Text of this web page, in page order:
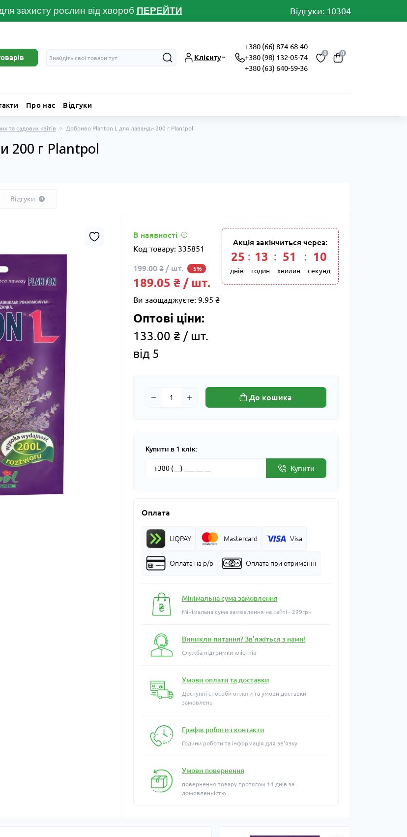
захисту рослин від хвороб ПЕРЕЙТИ Відгуки: 10304
Клієнту
+380 (66) 874-68-40
+380 (98) 132-05-74
+380 (63) 640-59-36
0 0
Про нас Відгуки
та садових квітів Добриво Planton L для лаванди 200 г Plantpol
200 г Plantpol
Відгуки 0
В наявності
Код товару: 335851
199.00 ₴ / шт. -5%
189.05 ₴ / шт.
Ви заощаджуєте: 9.95 ₴
Оптові ціни:
133.00 ₴ / шт.
від 5
Акція закінчиться через:
25
днів
: 13
годин
: 51
хвилин
: 09
секунд
До кошика
Купити в 1 клік:
Купити
Оплата
LIQPAY Mastercard Visa
Оплата на р/р Оплата при отриманні
Мінімальна сума замовлення
Мінімальна сума замовлення на сайті - 299грн
Виникли питання? Зв'яжіться з нами!
Служба підтримки клієнтів
Умови оплати та доставки
Доступні способи оплати та умови доставки
замовлень
Графік роботи і контакти
Години роботи та інформація для зв'язку
Умови повернення
повернення товару протягом 14 днів за
домовленністю